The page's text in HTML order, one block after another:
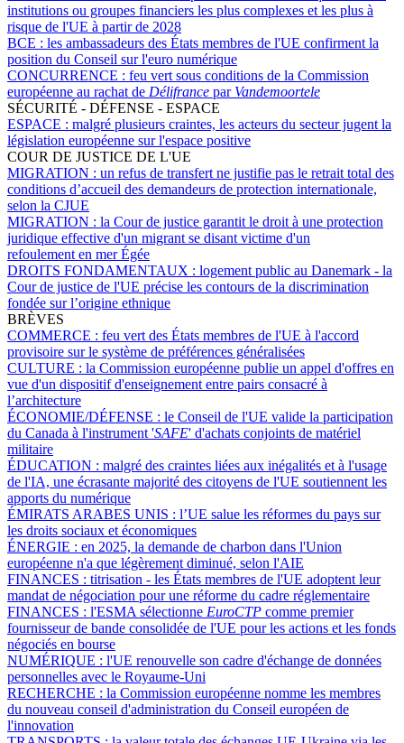
institutions ou groupes financiers les plus complexes et les plus à
risque de l'UE à partir de 2028
BCE : les ambassadeurs des États membres de l'UE confirment la
position du Conseil sur l'euro numérique
CONCURRENCE : feu vert sous conditions de la Commission
européenne au rachat de Délifrance par Vandemoortele
SÉCURITÉ - DÉFENSE - ESPACE
ESPACE : malgré plusieurs craintes, les acteurs du secteur jugent la
législation européenne sur l'espace positive
COUR DE JUSTICE DE L'UE
MIGRATION : un refus de transfert ne justifie pas le retrait total des
conditions d’accueil des demandeurs de protection internationale,
selon la CJUE
MIGRATION : la Cour de justice garantit le droit à une protection
juridique effective d'un migrant se disant victime d'un
refoulement en mer Égée
DROITS FONDAMENTAUX : logement public au Danemark - la
Cour de justice de l'UE précise les contours de la discrimination
fondée sur l’origine ethnique
BRÈVES
COMMERCE : feu vert des États membres de l'UE à l'accord
provisoire sur le système de préférences généralisées
CULTURE : la Commission européenne publie un appel d'offres en
vue d'un dispositif d'enseignement entre pairs consacré à
l’architecture
ÉCONOMIE/DÉFENSE : le Conseil de l'UE valide la participation
du Canada à l'instrument 'SAFE' d'achats conjoints de matériel
militaire
ÉDUCATION : malgré des craintes liées aux inégalités et à l'usage
de l'IA, une écrasante majorité des citoyens de l'UE soutiennent les
apports du numérique
ÉMIRATS ARABES UNIS : l’UE salue les réformes du pays sur
les droits sociaux et économiques
ÉNERGIE : en 2025, la demande de charbon dans l'Union
européenne n'a que légèrement diminué, selon l'AIE
FINANCES : titrisation - les États membres de l'UE adoptent leur
mandat de négociation pour une réforme du cadre réglementaire
FINANCES : l'ESMA sélectionne EuroCTP comme premier
fournisseur de bande consolidée de l'UE pour les actions et les fonds
négociés en bourse
NUMÉRIQUE : l'UE renouvelle son cadre d'échange de données
personnelles avec le Royaume-Uni
RECHERCHE : la Commission européenne nomme les membres
du nouveau conseil d'administration du Conseil européen de
l'innovation